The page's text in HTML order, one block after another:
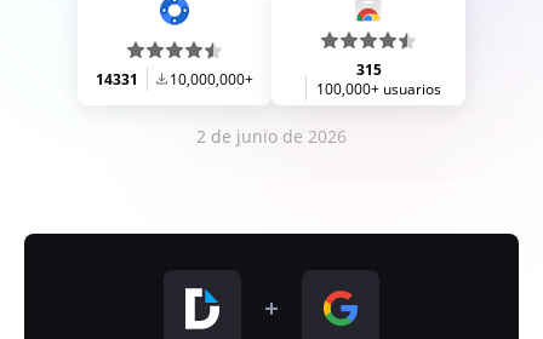
14331 10,000,000+
315
100,000+ usuarios
2 de junio de 2026